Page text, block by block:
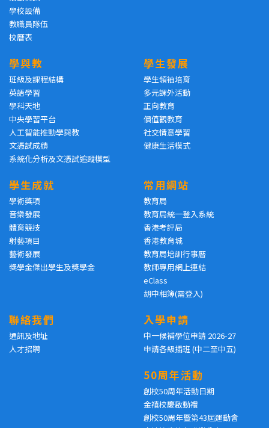
學校設備
教職員隊伍
校曆表
學與教
班級及課程結構
英語學習
學科天地
中央學習平台
人工智能推動學與教
文憑試成績
系統化分析及文憑試追蹤模型
學生發展
學生領袖培育
多元課外活動
正向教育
價值觀教育
社交情意學習
健康生活模式
學生成就
學術獎項
音樂發展
體育競技
射藝項目
藝術發展
獎學金傑出學生及獎學金
常用網站
教育局
教育局統一登入系統
香港考評局
香港教育城
教育局培訓行事曆
教師專用網上連結
eClass
胡中相簿(需登入)
聯絡我們
通訊及地址
人才招聘
入學申請
中一候補學位申請 2026-27
申請各級插班 (中二至中五)
50周年活動
創校50周年活動日期
金禧校慶啟動禮
創校50周年暨第43屆運動會